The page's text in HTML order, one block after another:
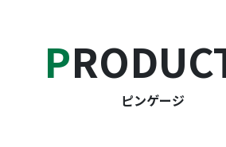
ピンゲージ